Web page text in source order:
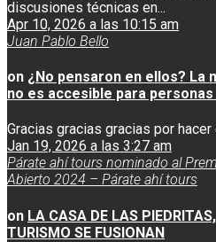
discusiones técnicas en...
Apr 10, 2026 a las 10:15 am
Juan Pablo Bello
on ¿No pensaron en ellos? La
no es accesible para
Gracias gracias gracias por
Jan 19, 2026 a las 3:27 am
Párate ahí tours nominado al
Abierto 2024 – Párate ahí tours
on LA CASA DE LAS
TURISMO SE FUSIONAN